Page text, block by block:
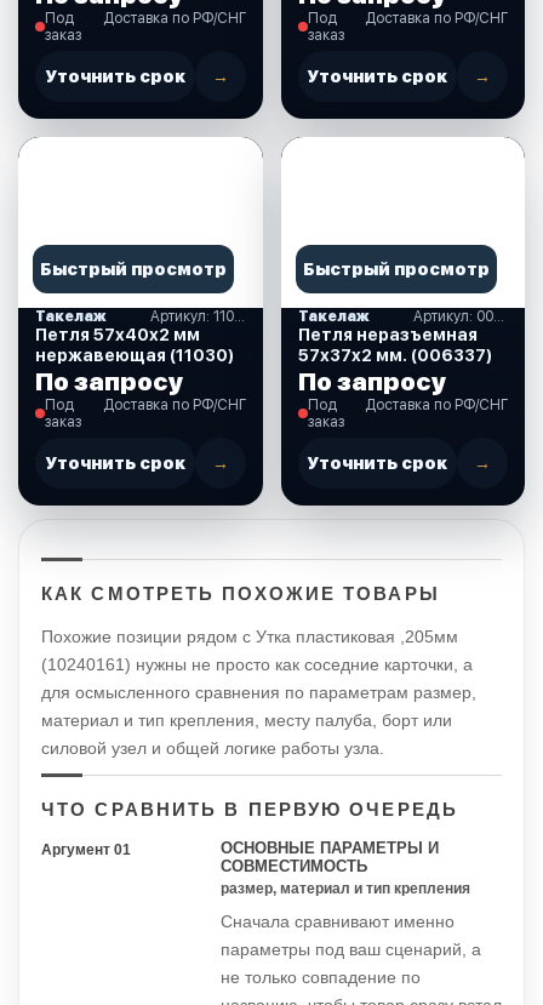
мм,нержавеющая
(11326)
Под
заказ
Доставка по РФ/СНГ
Уточнить срок →
(710084)
Под
заказ
Доставка по РФ/СНГ
Уточнить срок →
Быстрый просмотр
Такелаж Артикул: 11030
Петля 57х40х2 мм
нержавеющая (11030)
По запросу
Под
заказ
Доставка по РФ/СНГ
Уточнить срок →
Быстрый просмотр
Такелаж Артикул: 006337
Петля неразъемная
57х37х2 мм. (006337)
По запросу
Под
заказ
Доставка по РФ/СНГ
Уточнить срок →
КАК СМОТРЕТЬ ПОХОЖИЕ ТОВАРЫ
Похожие позиции рядом с Утка пластиковая ,205мм
(10240161) нужны не просто как соседние карточки, а
для осмысленного сравнения по параметрам размер,
материал и тип крепления, месту палуба, борт или
силовой узел и общей логике работы узла.
ЧТО СРАВНИТЬ В ПЕРВУЮ ОЧЕРЕДЬ
Аргумент 01
ОСНОВНЫЕ ПАРАМЕТРЫ И
СОВМЕСТИМОСТЬ
размер, материал и тип крепления
Сначала сравнивают именно
параметры под ваш сценарий, а
не только совпадение по